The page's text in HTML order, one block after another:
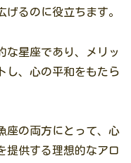
るのに役立ちます。
な星座であり、メリッ
し、心の平和をもたら
座の両方にとって、心
提供する理想的なアロ